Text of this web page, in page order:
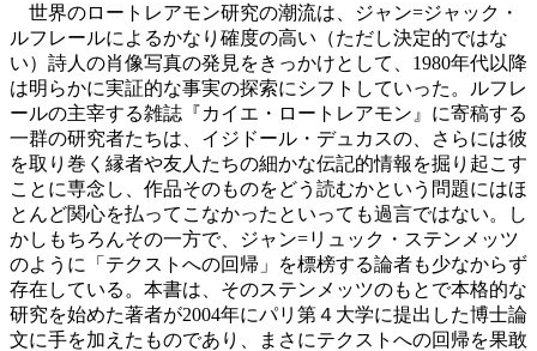
世界のロートレアモン研究の潮流は、ジャン=ジャック・
ルフレールによるかなり確度の高い（ただし決定的ではな
い）詩人の肖像写真の発見をきっかけとして、1980年代以降
は明らかに実証的な事実の探索にシフトしていった。ルフレ
ールの主宰する雑誌『カイエ・ロートレアモン』に寄稿する
一群の研究者たちは、イジドール・デュカスの、さらには彼
を取り巻く縁者や友人たちの細かな伝記的情報を掘り起こす
ことに専念し、作品そのものをどう読むかという問題にはほ
とんど関心を払ってこなかったといっても過言ではない。し
かしもちろんその一方で、ジャン=リュック・ステンメッツ
のように「テクストへの回帰」を標榜する論者も少なからず
存在している。本書は、そのステンメッツのもとで本格的な
研究を始めた著者が2004年にパリ第４大学に提出した博士論
文に手を加えたものであり、まさにテクストへの回帰を果敢